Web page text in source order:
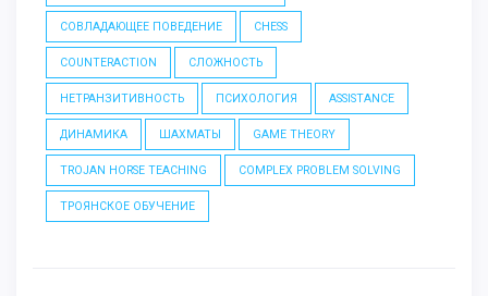
СОВЛАДАЮЩЕЕ ПОВЕДЕНИЕ CHESS
COUNTERACTION СЛОЖНОСТЬ
НЕТРАНЗИТИВНОСТЬ ПСИХОЛОГИЯ ASSISTANCE
ДИНАМИКА ШАХМАТЫ GAME THEORY
TROJAN HORSE TEACHING COMPLEX PROBLEM SOLVING
ТРОЯНСКОЕ ОБУЧЕНИЕ